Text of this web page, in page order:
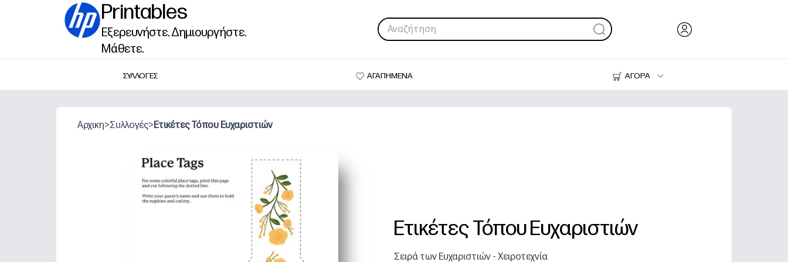
Printables
Εξερευνήστε. Δημιουργήστε.
Μάθετε.
ΣΥΛΛΟΓΕΣ ΑΓΑΠΗΜΕΝΑ
ΑΓΟΡΑ
Εκτυπωτές
Αρχικη>Συλλογές>Ετικέτες Τόπου Ευχαριστιών
Ετικέτες Τόπου Ευχαριστιών
Σειρά των Ευχαριστιών - Χειροτεχνία